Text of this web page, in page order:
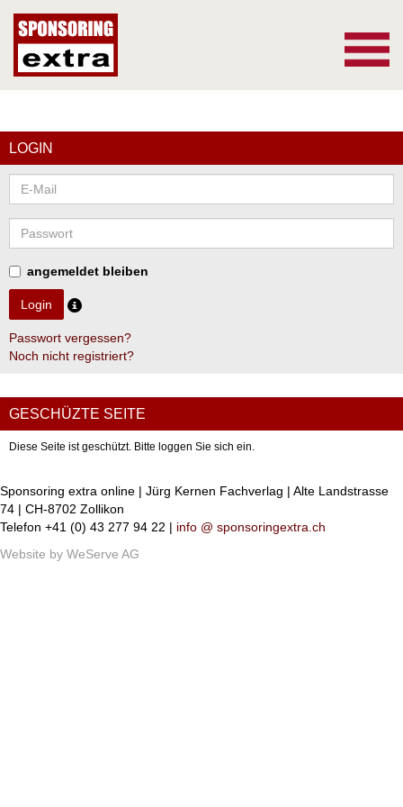
LOGIN
angemeldet bleiben
Passwort vergessen?
Noch nicht registriert?
GESCHÜZTE SEITE
Diese Seite ist geschützt. Bitte loggen Sie sich ein.
Sponsoring extra online | Jürg Kernen Fachverlag | Alte Landstrasse
74 | CH-8702 Zollikon
Telefon +41 (0) 43 277 94 22 | info @ sponsoringextra.ch
Website by WeServe AG